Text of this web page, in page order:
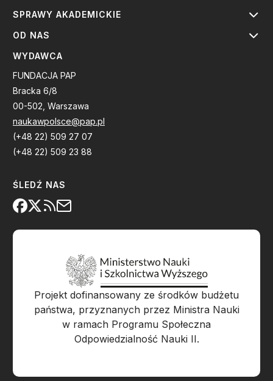
SPRAWY AKADEMICKIE
OD NAS
WYDAWCA
FUNDACJA PAP
Bracka 6/8
00-502, Warszawa
naukawpolsce@pap.pl
(+48 22) 509 27 07
(+48 22) 509 23 88
ŚLEDŹ NAS
Projekt dofinansowany ze środków budżetu
państwa, przyznanych przez Ministra Nauki
w ramach Programu Społeczna
Odpowiedzialność Nauki II.